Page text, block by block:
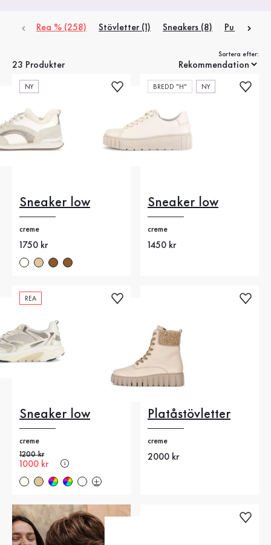
Rea % (258) Stövletter (1) Sneakers (8) Pumps
23 Produkter
Sortera efter:
NY
Sneaker low
creme
Nytt pris
1750 kr
BREDD "H" NY
Sneaker low
creme
Nytt pris
1450 kr
REA
Sneaker low
creme
Gammalt pris
1200 kr
Nytt pris
1000 kr
Platåstövletter
creme
Nytt pris
2000 kr